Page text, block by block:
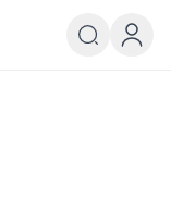
xabarlari va